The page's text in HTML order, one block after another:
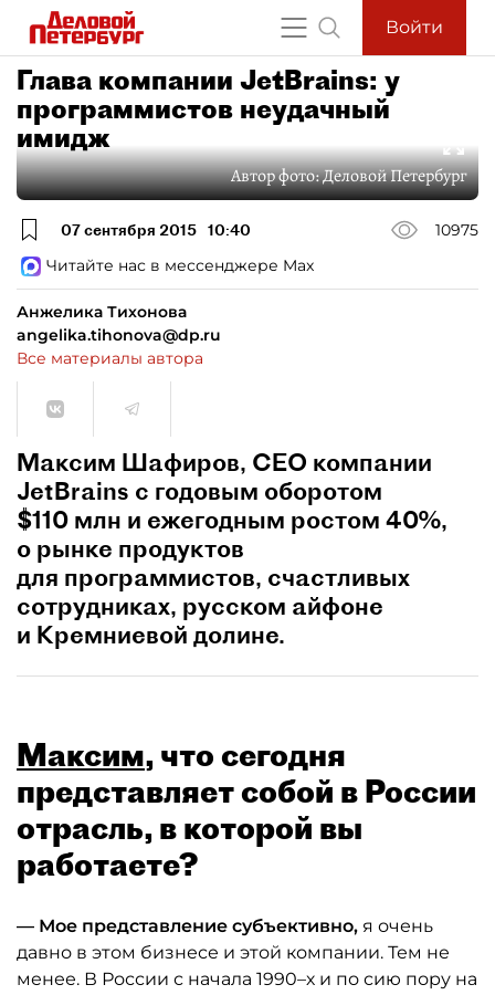
Войти
Глава компании JetBrains: у
программистов неудачный
имидж
Автор фото:Деловой Петербург
07 сентября 2015 10:40
10975
Читайте нас в мессенджере Max
Анжелика Тихонова
angelika.tihonova@dp.ru
Все материалы автора
Максим Шафиров, СЕО компании
JetBrains с годовым оборотом
$110 млн и ежегодным ростом 40%,
о рынке продуктов
для программистов, счастливых
сотрудниках, русском айфоне
и Кремниевой долине.
Максим, что сегодня
представляет собой в России
отрасль, в которой вы
работаете?
— Мое представление субъективно, я очень
давно в этом бизнесе и этой компании. Тем не
менее. В России с начала 1990–х и по сию пору на